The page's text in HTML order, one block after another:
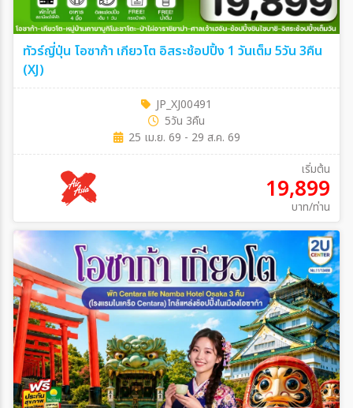
ทัวร์ญี่ปุ่น โอซาก้า เกียวโต อิสระช้อปปิ้ง 1 วันเต็ม 5วัน 3คืน
(XJ)
JP_XJ00491
5วัน 3คืน
25 เม.ย. 69 - 29 ส.ค. 69
เริ่มต้น
19,899
บาท/ท่าน